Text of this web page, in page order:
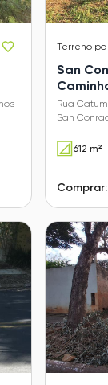
Terreno
San
Rua
San
612 m²